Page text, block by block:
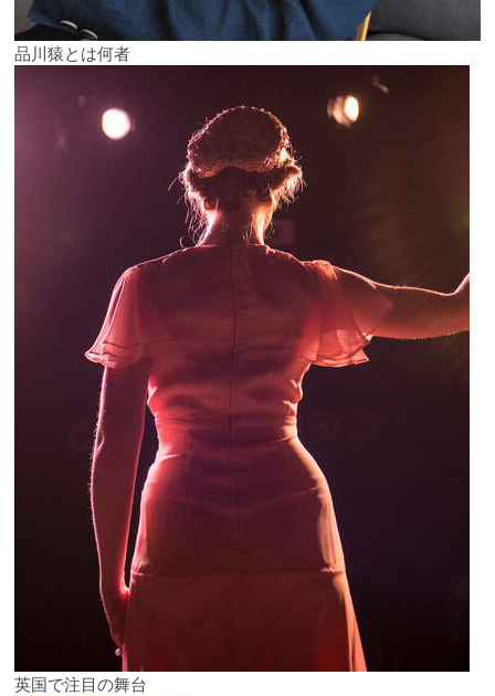
品川猿とは何者
英国で注目の舞台